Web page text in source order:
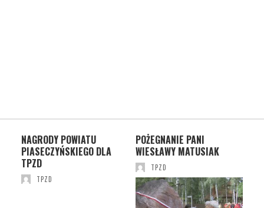
NAGRODY POWIATU
PIASECZYŃSKIEGO DLA
TPZD
TPZD
POŻEGNANIE PANI
WIESŁAWY MATUSIAK
TPZD